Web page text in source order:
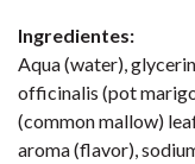
Ingredientes:
Aqua (water),
officinalis (pot
(common mallow)
aroma (flavor),